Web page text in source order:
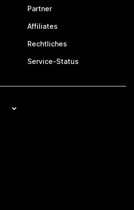
Partner
Affiliates
Rechtliches
Service-Status